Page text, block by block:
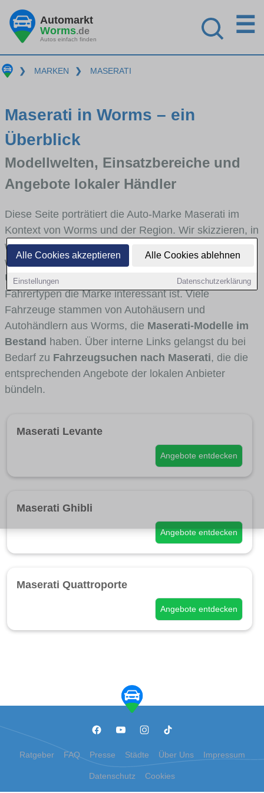
Alle Cookies akzeptieren Alle Cookies ablehnen
Einstellungen Datenschutzerklärung
Automarkt
Worms.de
Autos einfach finden
☰
❯ MARKEN ❯ MASERATI
Maserati in Worms – ein
Überblick
Modellwelten, Einsatzbereiche und
Angebote lokaler Händler
Diese Seite porträtiert die Auto-Marke Maserati im
Kontext von Worms und der Region. Wir skizzieren, in
welchen Fahrzeugklassen Maserati stark vertreten ist,
welche Modellreihen häufig im Stadt- und
Umlandverkehr zu sehen sind und für welche
Fahrertypen die Marke interessant ist. Viele
Fahrzeuge stammen von Autohäusern und
Autohändlern aus Worms, die Maserati-Modelle im
Bestand haben. Über interne Links gelangst du bei
Bedarf zu Fahrzeugsuchen nach Maserati, die die
entsprechenden Angebote der lokalen Anbieter
bündeln.
Maserati Levante
Angebote entdecken
Maserati Ghibli
Angebote entdecken
Maserati Quattroporte
Angebote entdecken
Ratgeber FAQ Presse Städte Über Uns Impressum
Datenschutz Cookies